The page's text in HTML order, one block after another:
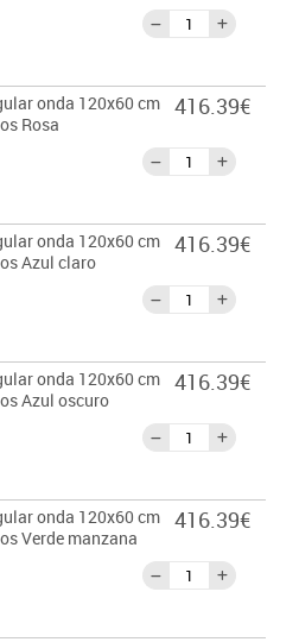
onda 120x60 cm
Rosa
416.39€
onda 120x60 cm
Azul claro
416.39€
onda 120x60 cm
Azul oscuro
416.39€
onda 120x60 cm
Verde manzana
416.39€